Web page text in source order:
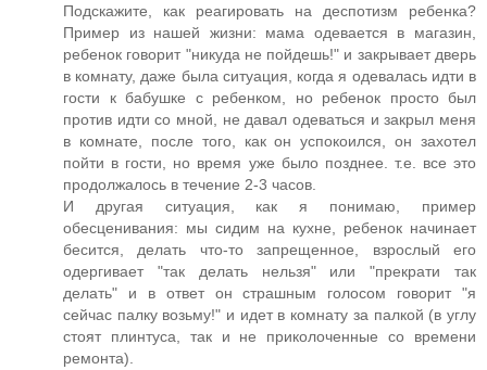
Подскажите, как реагировать на деспотизм ребенка?
Пример из нашей жизни: мама одевается в магазин,
ребенок говорит "никуда не пойдешь!" и закрывает дверь
в комнату, даже была ситуация, когда я одевалась идти в
гости к бабушке с ребенком, но ребенок просто был
против идти со мной, не давал одеваться и закрыл меня
в комнате, после того, как он успокоился, он захотел
пойти в гости, но время уже было позднее. т.е. все это
продолжалось в течение 2-3 часов.
И другая ситуация, как я понимаю, пример
обесценивания: мы сидим на кухне, ребенок начинает
бесится, делать что-то запрещенное, взрослый его
одергивает "так делать нельзя" или "прекрати так
делать" и в ответ он страшным голосом говорит "я
сейчас палку возьму!" и идет в комнату за палкой (в углу
стоят плинтуса, так и не приколоченные со времени
ремонта).